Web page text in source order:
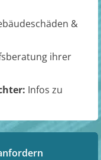
&
ihrer
Infos zu